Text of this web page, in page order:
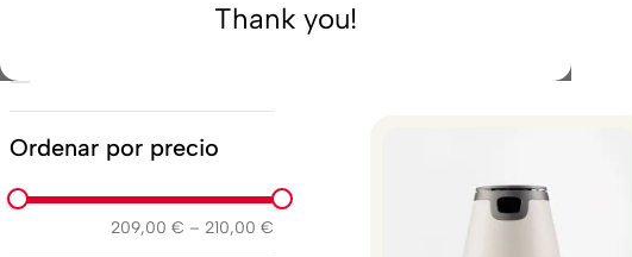
Thank you!
Ordenar por precio
209,00 € – 210,00 €